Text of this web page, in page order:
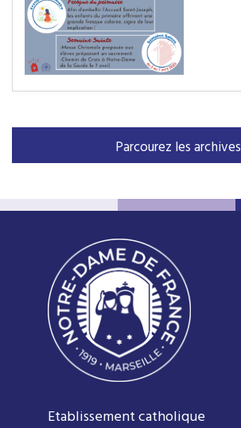
Parcourez les archives
Etablissement catholique